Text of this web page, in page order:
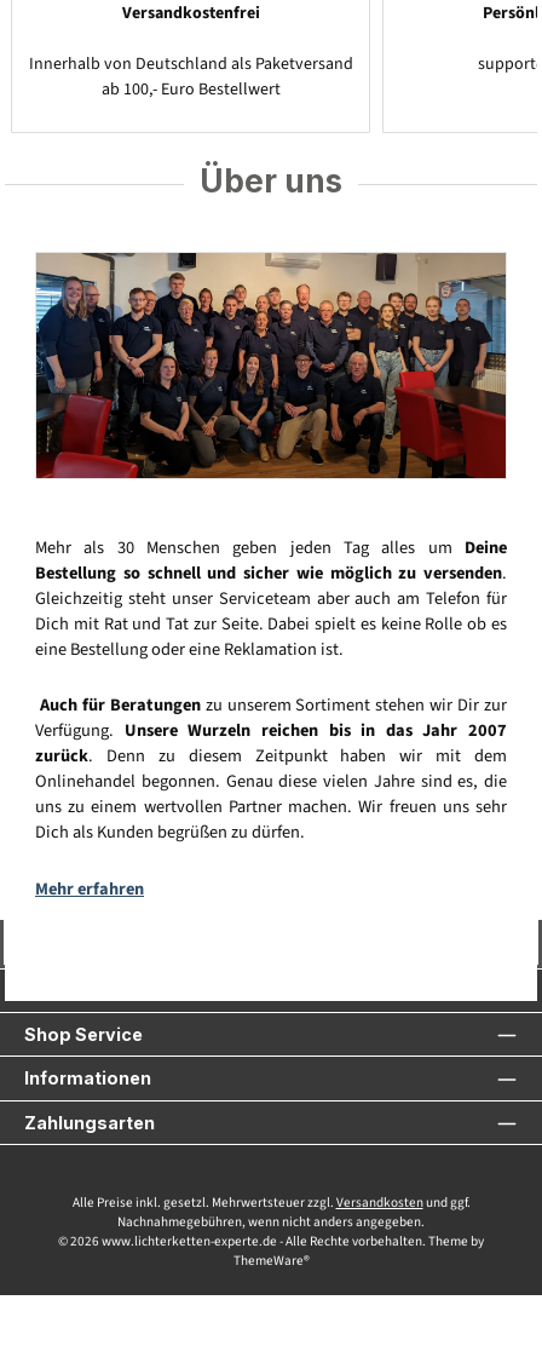
Versandkostenfrei
Innerhalb von Deutschland als Paketversand
ab 100,- Euro Bestellwert
Über uns
Mehr als 30 Menschen geben jeden Tag alles um Deine
Bestellung so schnell und sicher wie möglich zu versenden.
Gleichzeitig steht unser Serviceteam aber auch am Telefon für
Dich mit Rat und Tat zur Seite. Dabei spielt es keine Rolle ob es
eine Bestellung oder eine Reklamation ist.
Auch für Beratungenzu unserem Sortiment stehen wir Dir zur
Verfügung. Unsere Wurzeln reichen bis in das Jahr 2007
zurück. Denn zu diesem Zeitpunkt haben wir mit dem
Onlinehandel begonnen. Genau diese vielen Jahre sind es, die
uns zu einem wertvollen Partner machen. Wir freuen uns sehr
Dich als Kunden begrüßen zu dürfen.
Mehr erfahren
Shop Service
Informationen
Zahlungsarten
Alle Preise inkl. gesetzl. Mehrwertsteuer zzgl. Versandkostenund ggf.
Nachnahmegebühren, wenn nicht anders angegeben.
© 2026 www.lichterketten-experte.de - Alle Rechte vorbehalten. Theme by
ThemeWare®